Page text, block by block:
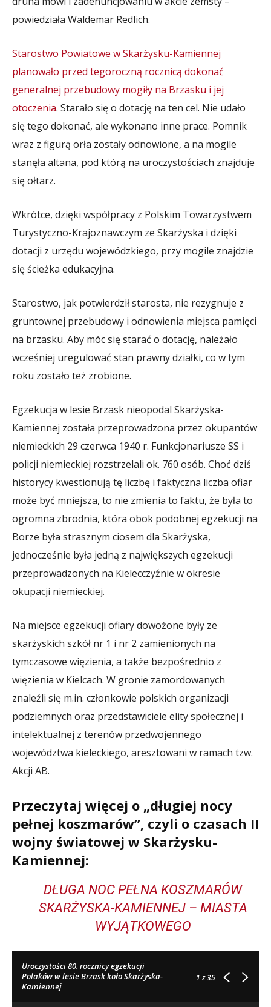
powiedziała Waldemar Redlich.
Starostwo Powiatowe w Skarżysku-Kamiennej
planowało przed tegoroczną rocznicą dokonać
generalnej przebudowy mogiły na Brzasku i jej
otoczenia. Starało się o dotację na ten cel. Nie udało
się tego dokonać, ale wykonano inne prace. Pomnik
wraz z figurą orła zostały odnowione, a na mogile
stanęła altana, pod którą na uroczystościach znajduje
się ołtarz.
Wkrótce, dzięki współpracy z Polskim Towarzystwem
Turystyczno-Krajoznawczym ze Skarżyska i dzięki
dotacji z urzędu wojewódzkiego, przy mogile znajdzie
się ścieżka edukacyjna.
Starostwo, jak potwierdził starosta, nie rezygnuje z
gruntownej przebudowy i odnowienia miejsca pamięci
na brzasku. Aby móc się starać o dotację, należało
wcześniej uregulować stan prawny działki, co w tym
roku zostało też zrobione.
Egzekucja w lesie Brzask nieopodal Skarżyska-
Kamiennej została przeprowadzona przez okupantów
niemieckich 29 czerwca 1940 r. Funkcjonariusze SS i
policji niemieckiej rozstrzelali ok. 760 osób. Choć dziś
historycy kwestionują tę liczbę i faktyczna liczba ofiar
może być mniejsza, to nie zmienia to faktu, że była to
ogromna zbrodnia, która obok podobnej egzekucji na
Borze była strasznym ciosem dla Skarżyska,
jednocześnie była jedną z największych egzekucji
przeprowadzonych na Kielecczyźnie w okresie
okupacji niemieckiej.
Na miejsce egzekucji ofiary dowożone były ze
skarżyskich szkół nr 1 i nr 2 zamienionych na
tymczasowe więzienia, a także bezpośrednio z
więzienia w Kielcach. W gronie zamordowanych
znaleźli się m.in. członkowie polskich organizacji
podziemnych oraz przedstawiciele elity społecznej i
intelektualnej z terenów przedwojennego
województwa kieleckiego, aresztowani w ramach tzw.
Akcji AB.
Przeczytaj więcej o „długiej nocy
pełnej koszmarów”, czyli o czasach II
wojny światowej w Skarżysku-
Kamiennej:
DŁUGA NOC PEŁNA KOSZMARÓW
SKARŻYSKA-KAMIENNEJ – MIASTA
WYJĄTKOWEGO
Uroczystości 80. rocznicy egzekucji
Polaków w lesie Brzask koło Skarżyska-
Kamiennej
1z 35